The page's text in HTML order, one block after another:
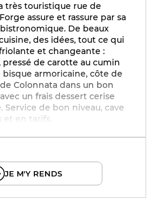
très touristique rue de
assure et rassure par sa
De beaux
des idées, tout ce qui
et changeante :
pressé de carotte au cumin
armoricaine, côte de
Colonnata dans un bon
un frais dessert cerise
Service de bon niveau, cave
en tarifs.
JE M'Y RENDS